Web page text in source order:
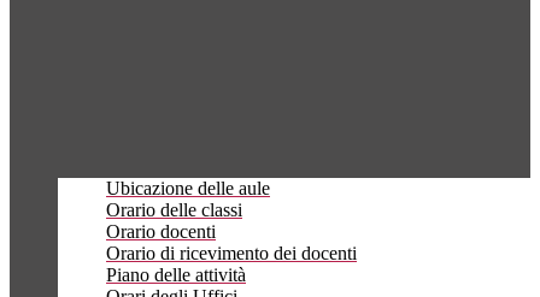
Ubicazione delle aule
Orario delle classi
Orario docenti
Orario di ricevimento dei docenti
Piano delle attività